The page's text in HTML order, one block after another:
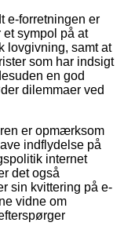
e-forretningen er
sympol på at
lovgivning, samt at
som har indsigt
en god
dilemmaer ved
er opmærksom
indflydelse på
internet
det også
sin kvittering på e-
vidne om